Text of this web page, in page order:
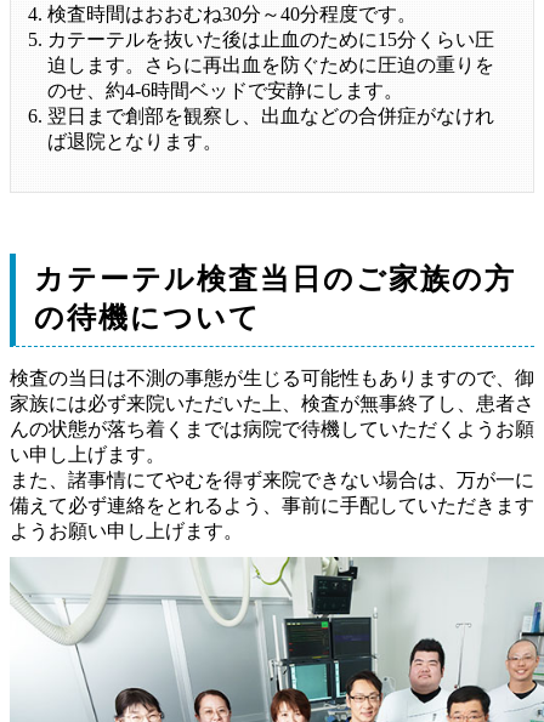
検査時間はおおむね30分～40分程度です。
カテーテルを抜いた後は止血のために15分くらい圧
迫します。さらに再出血を防ぐために圧迫の重りを
のせ、約4-6時間ベッドで安静にします。
翌日まで創部を観察し、出血などの合併症がなけれ
ば退院となります。
カテーテル検査当日のご家族の方
の待機について
検査の当日は不測の事態が生じる可能性もありますので、御
家族には必ず来院いただいた上、検査が無事終了し、患者さ
んの状態が落ち着くまでは病院で待機していただくようお願
い申し上げます。
また、諸事情にてやむを得ず来院できない場合は、万が一に
備えて必ず連絡をとれるよう、事前に手配していただきます
ようお願い申し上げます。